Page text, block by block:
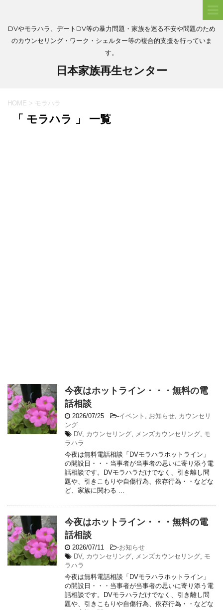
DVやモラハラ、デートDV等の暴力問題・家族を巡る不安や問題のため
のカウンセリング・ワーク・シェルター等の複合的支援を行っていま
す。
日本家族再生センター
HOME > モラハラ
「 モラハラ 」 一覧
今夜はホットライン・・・無料の電
話相談
2026/07/25 -イベント , お知らせ, カウンセリ
ング
DV, カウンセリング, メンズカウンセリング, モ
ラハラ
今夜は無料電話相談「DVモラハラホットライン」
の開設日・・・当事者が当事者の思いに寄り添う電
話相談です。DVモラハラだけでなく、引き離し問
題や、引きこもりや自傷行為、依存行為・・などな
ど、家族に関わる ...
今夜はホットライン・・・無料の電
話相談
2026/07/11 -お知らせ
DV, カウンセリング, メンズカウンセリング, モ
ラハラ
今夜は無料電話相談「DVモラハラホットライン」
の開設日・・・当事者が当事者の思いに寄り添う電
話相談です。DVモラハラだけでなく、引き離し問
題や、引きこもりや自傷行為、依存行為・・などな